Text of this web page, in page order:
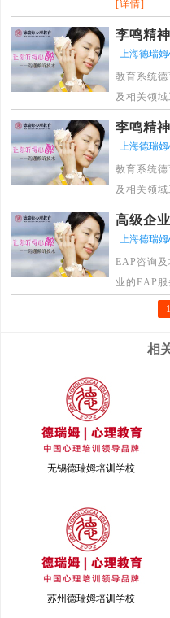
[详情]
李鸣精
上海德瑞
教育系统
及相关领
事心理咨
李鸣精
上海德瑞
教育系统
及相关领
事心理咨
高级企
上海德瑞
EAP咨询
业的EAP
培训师 ；
理行为学
5.高等院
咨询研究
EAP服务
企业HR经
1
相
无锡德瑞姆培训学校
苏州德瑞姆培训学校